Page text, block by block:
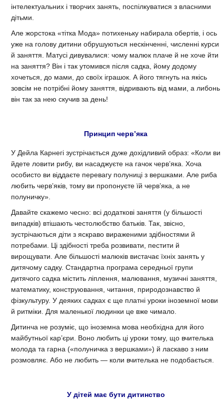
інтелектуальних і творчих занять, поспілкуватися з власними
дітьми.
Але жорстока «тітка Мода» потихеньку набирала обертів, і ось
уже на голову дитини обрушуються нескінченні, численні курси
й заняття. Матусі дивувалися: чому малюк плаче й не хоче йти
на заняття? Він і так утомився після садка, йому додому
хочеться, до мами, до своїх іграшок. А його тягнуть на якісь
зовсім не потрібні йому заняття, відривають від мами, а либонь
він так за нею скучив за день!
Принцип черв’яка
У Дейла Карнегі зустрічається дуже дохідливий образ: «Коли ви
йдете ловити рибу, ви насаджуєте на гачок черв’яка. Хоча
особисто ви віддаєте перевагу полуниці з вершками. Але риба
любить черв’яків, тому ви пропонуєте їй черв’яка, а не
полуничку».
Давайте скажемо чесно: всі додаткові заняття (у більшості
випадків) втішають честолюбство батьків. Так, звісно,
зустрічаються діти з яскраво вираженими здібностями й
потребами. Ці здібності треба розвивати, пестити й
вирощувати. Але більшості малюків вистачає їхніх занять у
дитячому садку. Стандартна програма середньої групи
дитячого садка містить ліплення, малювання, музичні заняття,
математику, конструювання, читання, природознавство й
фізкультуру. У деяких садках є ще платні уроки іноземної мови
й ритміки. Для маленької людинки це вже чимало.
Дитинча не розуміє, що іноземна мова необхідна для його
майбутньої кар’єри. Воно любить ці уроки тому, що вчителька
молода та гарна («полуничка з вершками») й ласкаво з ним
розмовляє. Або не любить — коли вчителька не подобається.
У дітей має бути дитинство